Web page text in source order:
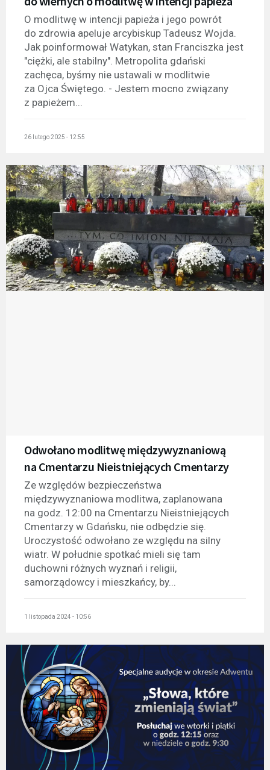
O modlitwę w intencji papieża i jego powrót
do zdrowia apeluje arcybiskup Tadeusz Wojda.
Jak poinformował Watykan, stan Franciszka jest
"ciężki, ale stabilny". Metropolita gdański
zachęca, byśmy nie ustawali w modlitwie
za Ojca Świętego. - Jestem mocno związany
z papieżem...
26 lutego 2025 - 12:55
Odwołano modlitwę międzywyznaniową
na Cmentarzu Nieistniejących Cmentarzy
Ze względów bezpieczeństwa
międzywyznaniowa modlitwa, zaplanowana
na godz. 12:00 na Cmentarzu Nieistniejących
Cmentarzy w Gdańsku, nie odbędzie się.
Uroczystość odwołano ze względu na silny
wiatr. W południe spotkać mieli się tam
duchowni różnych wyznań i religii,
samorządowcy i mieszkańcy, by...
1 listopada 2024 - 10:56